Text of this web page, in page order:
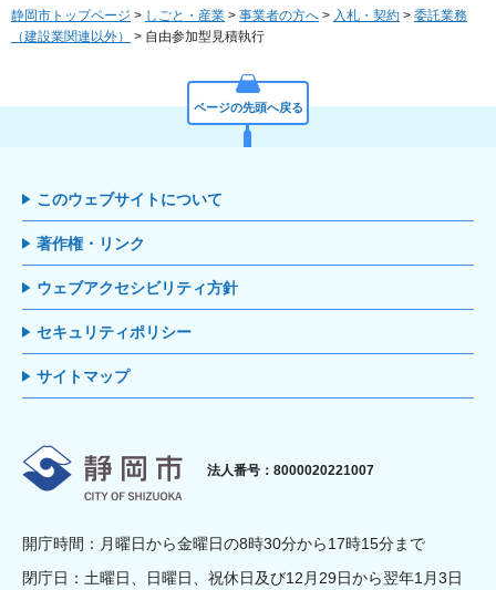
静岡市トップページ > しごと・産業 > 事業者の方へ > 入札・契約 > 委託業務
（建設業関連以外）
> 自由参加型見積執行
ページの先頭へ戻る
このウェブサイトについて
著作権・リンク
ウェブアクセシビリティ方針
セキュリティポリシー
サイトマップ
静岡市
法人番号：8000020221007
開庁時間：月曜日から金曜日の8時30分から17時15分まで
閉庁日：土曜日、日曜日、祝休日及び12月29日から翌年1月3日